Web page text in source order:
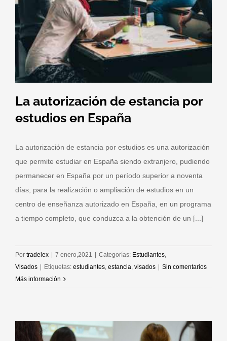
La autorización de estancia por
estudios en España
La autorización de estancia por estudios es una autorización
que permite estudiar en España siendo extranjero, pudiendo
permanecer en España por un período superior a noventa
días, para la realización o ampliación de estudios en un
centro de enseñanza autorizado en España, en un programa
a tiempo completo, que conduzca a la obtención de un [...]
Por tradelex 7 enero,2021 Categorías: Estudiantes,
Visados
Etiquetas: estudiantes, estancia, visados
Sin comentarios
Más información